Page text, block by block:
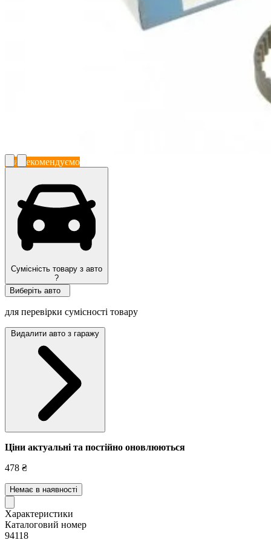
Ми рекомендуємо
Сумісність товару з авто
?
Виберіть авто
для перевірки сумісності товару
Видалити авто з гаражу
Ціни актуальні та постійно оновлюються
478 ₴
Немає в наявності
Характеристики
Каталоговий номер
94118